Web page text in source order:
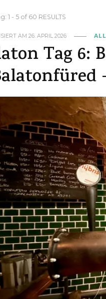
1 - 5 of 60 RESULTS
AM26. APRIL 2026
Tag 6: